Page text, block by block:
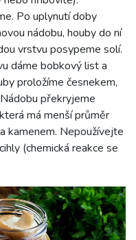
Po uplynutí doby
nádobu, houby do ní
vrstvu posypeme solí.
dáme bobkový list a
proložíme česnekem,
překryjeme
má menší průměr
kamenem. Nepoužívejte
(chemická reakce se